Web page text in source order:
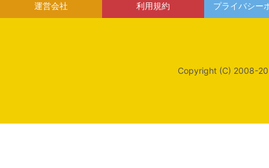
運営会社 利用規約 プライバシー
Copyright (C) 2008-